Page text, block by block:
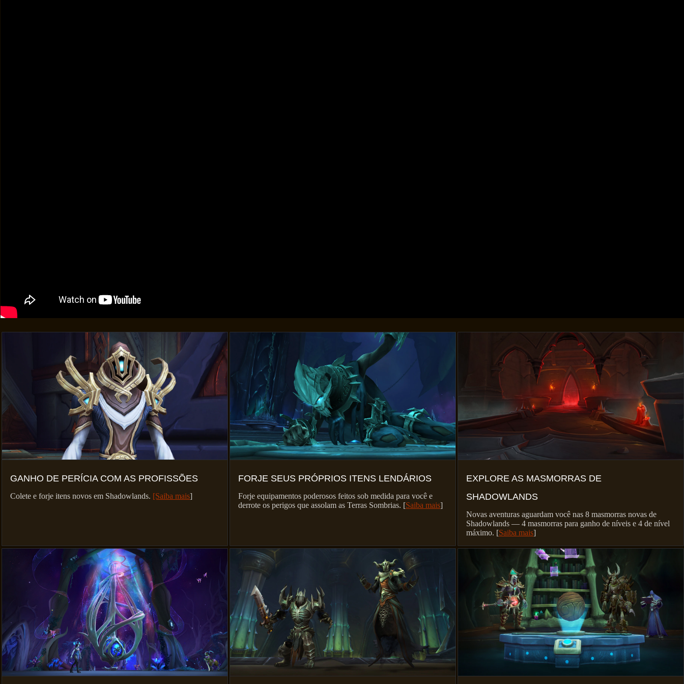
GANHO DE PERÍCIA COM AS PROFISSÕES
Colete e forje itens novos em Shadowlands. [Saiba mais]
FORJE SEUS PRÓPRIOS ITENS LENDÁRIOS
Forje equipamentos poderosos feitos sob medida para você e
derrote os perigos que assolam as Terras Sombrias. [Saiba mais]
EXPLORE AS MASMORRAS DE
SHADOWLANDS
Novas aventuras aguardam você nas 8 masmorras novas de
Shadowlands — 4 masmorras para ganho de níveis e 4 de nível
máximo. [Saiba mais]